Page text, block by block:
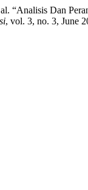
“Analisis Dan
, vol. 3, no. 3, June